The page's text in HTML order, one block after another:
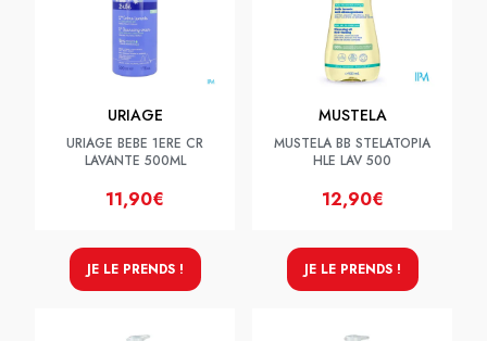
URIAGE
URIAGE BEBE 1ERE CR
LAVANTE 500ML
11,90€
JE LE PRENDS !
MUSTELA
MUSTELA BB STELATOPIA
HLE LAV 500
12,90€
JE LE PRENDS !